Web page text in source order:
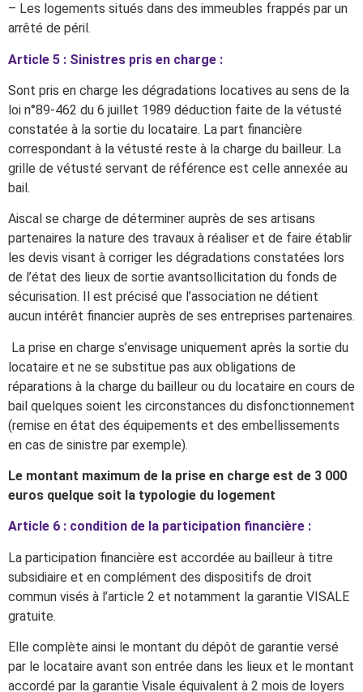
– Les logements situés dans des immeubles frappés par un
arrêté de péril.
Article 5 : Sinistres pris en charge :
Sont pris en charge les dégradations locatives au sens de la
loi n°89-462 du 6 juillet 1989 déduction faite de la vétusté
constatée à la sortie du locataire. La part financière
correspondant à la vétusté reste à la charge du bailleur. La
grille de vétusté servant de référence est celle annexée au
bail.
Aiscal se charge de déterminer auprès de ses artisans
partenaires la nature des travaux à réaliser et de faire établir
les devis visant à corriger les dégradations constatées lors
de l’état des lieux de sortie avantsollicitation du fonds de
sécurisation. Il est précisé que l’association ne détient
aucun intérêt financier auprès de ses entreprises partenaires.
La prise en charge s’envisage uniquement après la sortie du
locataire et ne se substitue pas aux obligations de
réparations à la charge du bailleur ou du locataire en cours de
bail quelques soient les circonstances du disfonctionnement
(remise en état des équipements et des embellissements
en cas de sinistre par exemple).
Le montant maximum de la prise en charge est de 3 000
euros quelque soit la typologie du logement
Article 6 : condition de la participation financière :
La participation financière est accordée au bailleur à titre
subsidiaire et en complément des dispositifs de droit
commun visés à l’article 2 et notamment la garantie VISALE
gratuite.
Elle complète ainsi le montant du dépôt de garantie versé
par le locataire avant son entrée dans les lieux et le montant
accordé par la garantie Visale équivalent à 2 mois de loyers